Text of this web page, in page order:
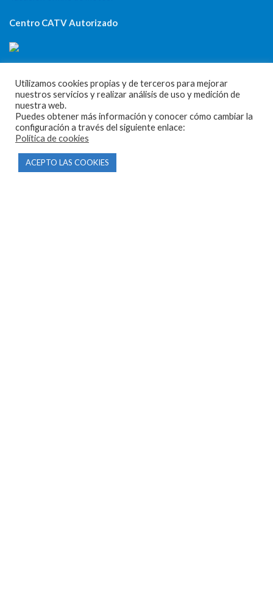
Centro CATV Autorizado
CONTACTO
05440 Piedralaves-Ávila
Utilizamos cookies propias y de terceros para mejorar
nuestros servicios y realizar análisis de uso y medición de
nuestra web.
Puedes obtener más información y conocer cómo cambiar la
configuración a través del siguiente enlace:
Política de cookies
ACEPTO LAS COOKIES